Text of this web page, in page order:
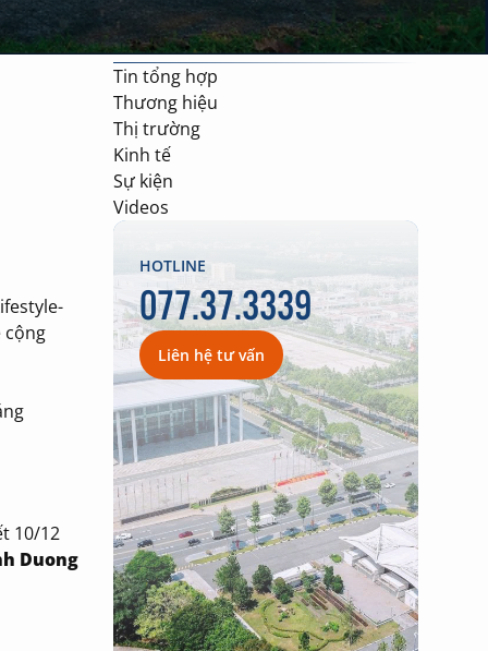
cộng
10/12
Duong
Tin tổng hợp
Thương hiệu
Thị trường
Kinh tế
Sự kiện
Videos
HOTLINE
077.37.3339
Liên hệ tư vấn